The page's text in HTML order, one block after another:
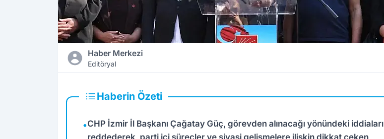
Haber Merkezi
Editöryal
Haberin Özeti
•CHP İzmir İl Başkanı Çağatay Güç, görevden alınacağı yönündeki iddiaları